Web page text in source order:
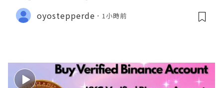
oyostepperde 1小時前